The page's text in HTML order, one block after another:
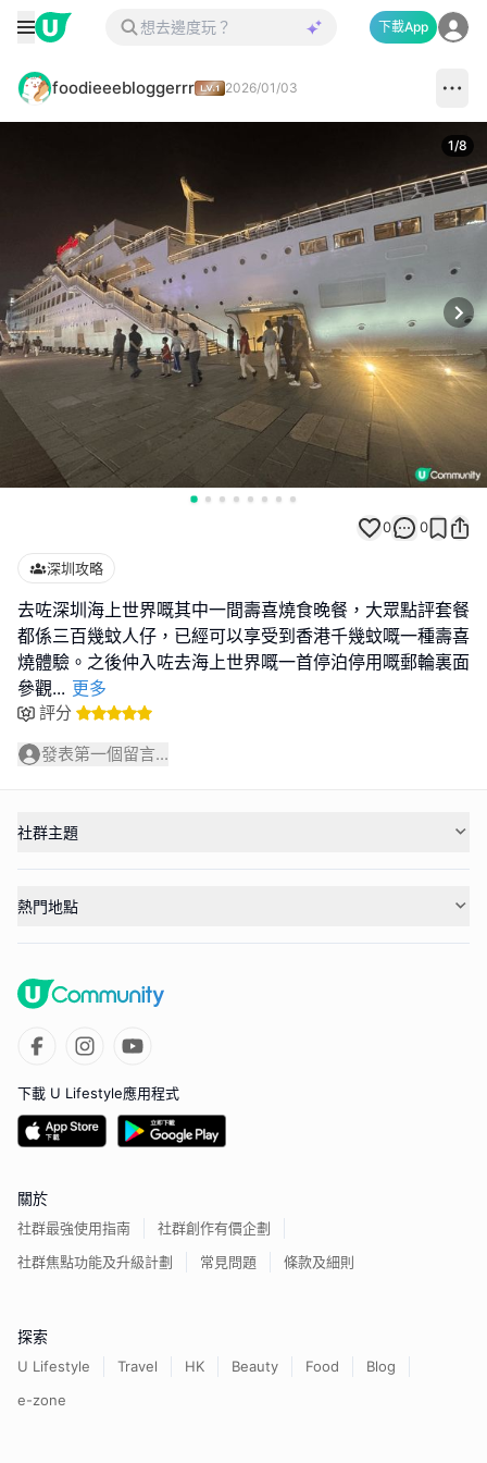
下載App
foodieeebloggerrr 2026/01/03
1/8
0 0
深圳攻略
去咗深圳海上世界嘅其中一間壽喜燒食晚餐，大眾點評套餐
都係三百幾蚊人仔，已經可以享受到香港千幾蚊嘅一種壽喜
燒體驗。之後仲入咗去海上世界嘅一首停泊停用嘅郵輪裏面
參觀... 更多
評分
發表第一個留言...
社群主題
熱門地點
下載 U Lifestyle應用程式
關於
社群最強使用指南
社群創作有價企劃
社群焦點功能及升級計劃
常見問題 條款及細則
探索
U Lifestyle Travel HK Beauty Food
Blog
e-zone